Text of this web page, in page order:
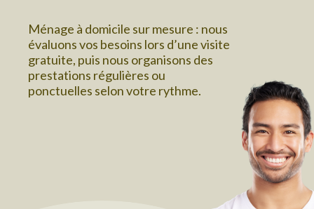
Ménage à domicile sur mesure : nous
évaluons vos besoins lors d’une visite
gratuite, puis nous organisons des
prestations régulières ou
ponctuelles selon votre rythme.